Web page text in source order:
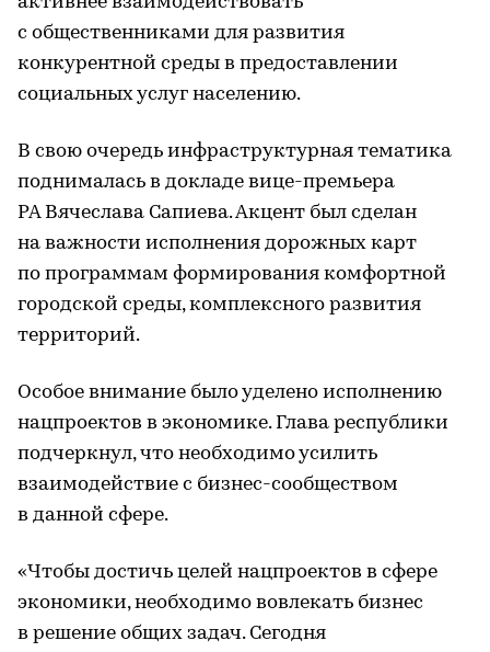
с общественниками для развития
конкурентной среды в предоставлении
социальных услуг населению.
В свою очередь инфраструктурная тематика
поднималась в докладе вице-премьера
РА Вячеслава Сапиева. Акцент был сделан
на важности исполнения дорожных карт
по программам формирования комфортной
городской среды, комплексного развития
территорий.
Особое внимание было уделено исполнению
нацпроектов в экономике. Глава республики
подчеркнул, что необходимо усилить
взаимодействие с бизнес-сообществом
в данной сфере.
«Чтобы достичь целей нацпроектов в сфере
экономики, необходимо вовлекать бизнес
в решение общих задач. Сегодня